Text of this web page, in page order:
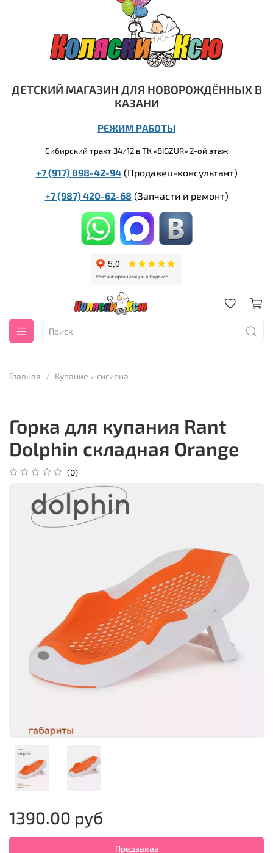
ДЕТСКИЙ МАГАЗИН ДЛЯ НОВОРОЖДЁННЫХ В
КАЗАНИ
РЕЖИМ РАБОТЫ
Сибирский тракт 34/12 в ТК «BIGZUR» 2-ой этаж
+7 (917) 898-42-94(Продавец-консультант)
+7 (987) 420-62-68 (Запчасти и ремонт)
Главная Купание и гигиена
Горка для купания Rant
Dolphin складная Orange
(0)
1390.00 руб
Предзаказ